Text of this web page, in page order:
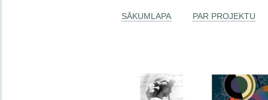
SĀKUMLAPA PAR PROJEKTU